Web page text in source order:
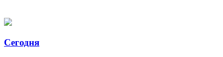
Сегодня